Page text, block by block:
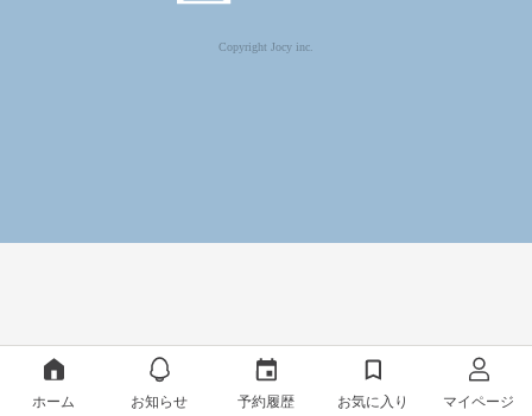
Copyright Jocy inc.
ホーム お知らせ 予約履歴 お気に入り マイページ